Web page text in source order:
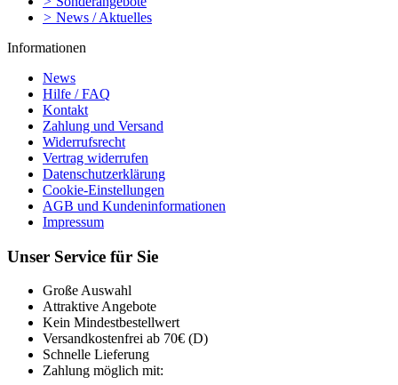
> News / Aktuelles
Informationen
News
Hilfe / FAQ
Kontakt
Zahlung und Versand
Widerrufsrecht
Vertrag widerrufen
Datenschutzerklärung
Cookie-Einstellungen
AGB und Kundeninformationen
Impressum
Unser Service für Sie
Große Auswahl
Attraktive Angebote
Kein Mindestbestellwert
Versandkostenfrei ab 70€ (D)
Schnelle Lieferung
Zahlung möglich mit: